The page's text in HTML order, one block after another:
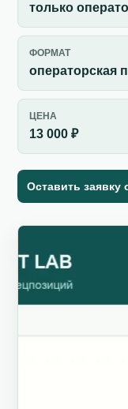
только
ФОРМАТ
операторская
ЦЕНА
13 000 ₽
Оставить заявку